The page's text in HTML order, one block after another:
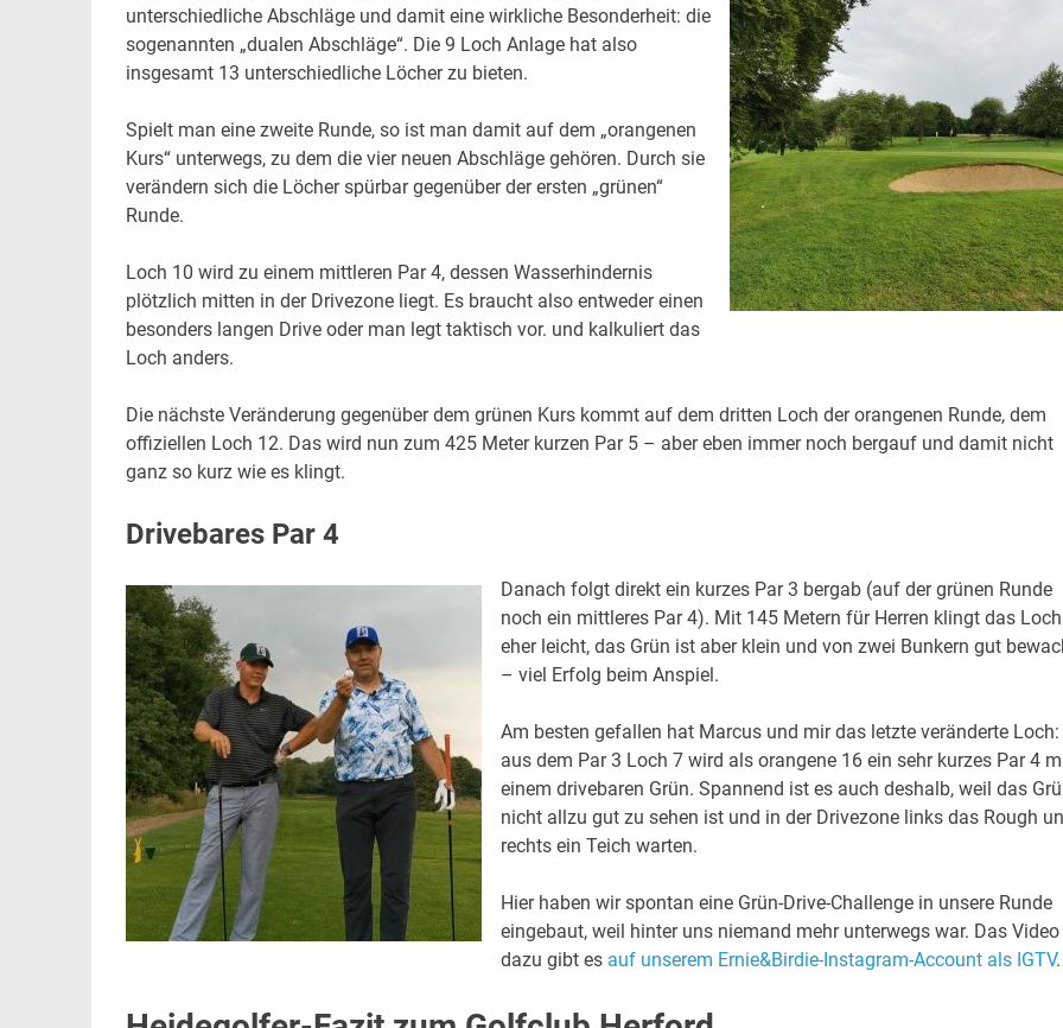
unterschiedliche Abschläge und damit eine wirkliche Besonderheit: die
sogenannten „dualen Abschläge“. Die 9 Loch Anlage hat also
insgesamt 13 unterschiedliche Löcher zu bieten.
Spielt man eine zweite Runde, so ist man damit auf dem „orangenen
Kurs“ unterwegs, zu dem die vier neuen Abschläge gehören. Durch sie
verändern sich die Löcher spürbar gegenüber der ersten „grünen“
Runde.
Loch 10 wird zu einem mittleren Par 4, dessen Wasserhindernis
plötzlich mitten in der Drivezone liegt. Es braucht also entweder einen
besonders langen Drive oder man legt taktisch vor. und kalkuliert das
Loch anders.
Die nächste Veränderung gegenüber dem grünen Kurs kommt auf dem dritten Loch der orangenen Runde, dem
offiziellen Loch 12. Das wird nun zum 425 Meter kurzen Par 5 – aber eben immer noch bergauf und damit nicht
ganz so kurz wie es klingt.
Drivebares Par 4
Danach folgt direkt ein kurzes Par 3 bergab (auf der grünen Runde
noch ein mittleres Par 4). Mit 145 Metern für Herren klingt das Loch
eher leicht, das Grün ist aber klein und von zwei Bunkern gut
– viel Erfolg beim Anspiel.
Am besten gefallen hat Marcus und mir das letzte veränderte Loch:
aus dem Par 3 Loch 7 wird als orangene 16 ein sehr kurzes Par 4
einem drivebaren Grün. Spannend ist es auch deshalb, weil das
nicht allzu gut zu sehen ist und in der Drivezone links das Rough
rechts ein Teich warten.
Hier haben wir spontan eine Grün-Drive-Challenge in unsere Runde
eingebaut, weil hinter uns niemand mehr unterwegs war. Das Video
dazu gibt es auf unserem Ernie&Birdie-Instagram-Account als IGTV.